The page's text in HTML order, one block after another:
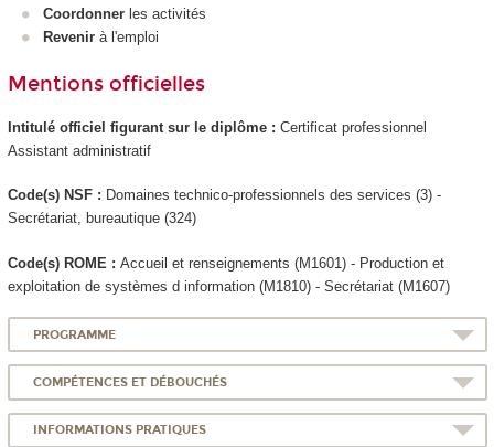
Coordonner les activités
Revenir à l'emploi
Mentions officielles
Intitulé officiel figurant sur le diplôme : Certificat professionnel
Assistant administratif
Code(s) NSF : Domaines technico-professionnels des services (3) -
Secrétariat, bureautique (324)
Code(s) ROME : Accueil et renseignements (M1601) - Production et
exploitation de systèmes d information (M1810) - Secrétariat (M1607)
PROGRAMME
COMPÉTENCES ET DÉBOUCHÉS
INFORMATIONS PRATIQUES